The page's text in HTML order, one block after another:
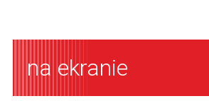
na ekranie